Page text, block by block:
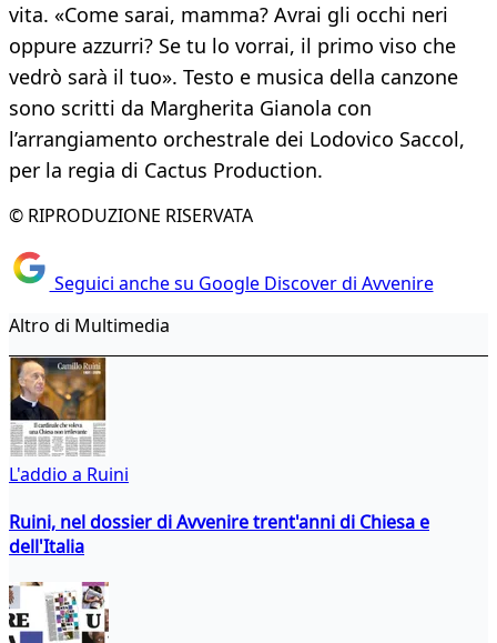
vita. «Come sarai, mamma? Avrai gli occhi neri
oppure azzurri? Se tu lo vorrai, il primo viso che
vedrò sarà il tuo». Testo e musica della canzone
sono scritti da Margherita Gianola con
l’arrangiamento orchestrale dei Lodovico Saccol,
per la regia di Cactus Production.
© RIPRODUZIONE RISERVATA
Seguici anche su Google Discover di Avvenire
Altro di Multimedia
L'addio a Ruini
Ruini, nel dossier di Avvenire trent'anni di Chiesa e
dell'Italia